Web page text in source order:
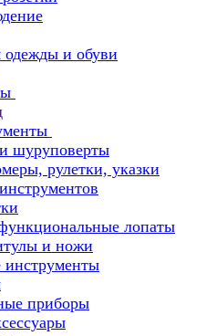
одежды и обуви
шуруповерты
рулетки, указки
лопаты
и ножи
инструменты
приборы